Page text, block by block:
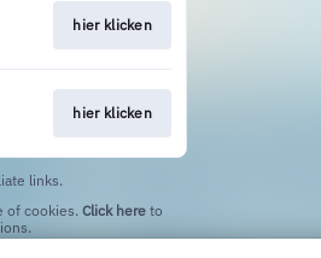
hier klicken
hier klicken
links.
of cookies. Click here to